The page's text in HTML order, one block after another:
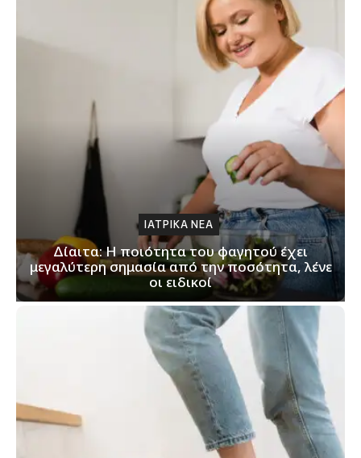
ΙΑΤΡΙΚΑ ΝΕΑ
Δίαιτα: Η ποιότητα του φαγητού έχει
μεγαλύτερη σημασία από την ποσότητα, λένε
οι ειδικοί